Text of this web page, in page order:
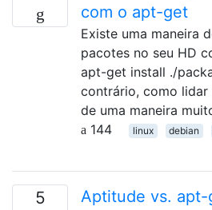
com o apt-get
Existe uma maneira
pacotes no seu HD
apt-get install ./
contrário, como lidar
de uma maneira
144
linux debian
5
Aptitude vs. apt-